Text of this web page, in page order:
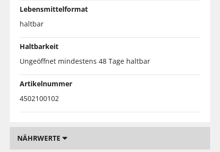
Lebensmittelformat
haltbar
Haltbarkeit
Ungeöffnet mindestens 48 Tage haltbar
Artikelnummer
4502100102
NÄHRWERTE